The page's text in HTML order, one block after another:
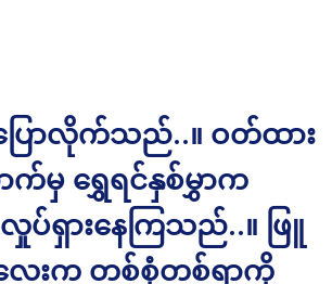
ြောလိုက်သည်..။ ဝတ်ထား
က်မှ ရွှေရင်နှစ်မွှာက
ရှားနေကြသည်..။ ဖြူ
လေးက တစ်စုံတစ်ရာကို